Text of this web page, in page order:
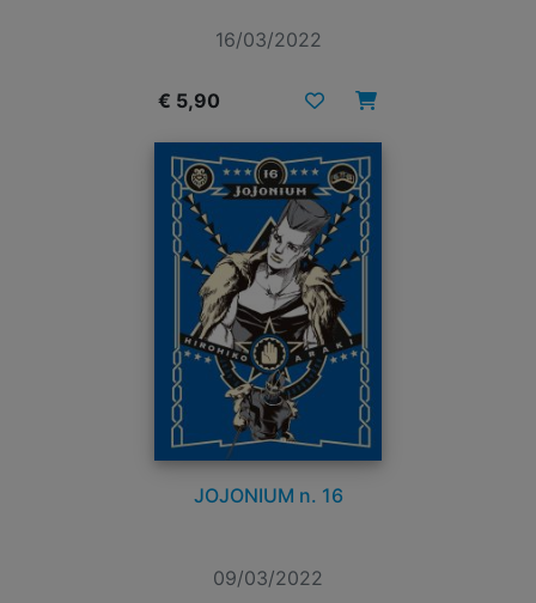
16/03/2022
€ 5,90
JOJONIUM n. 16
09/03/2022